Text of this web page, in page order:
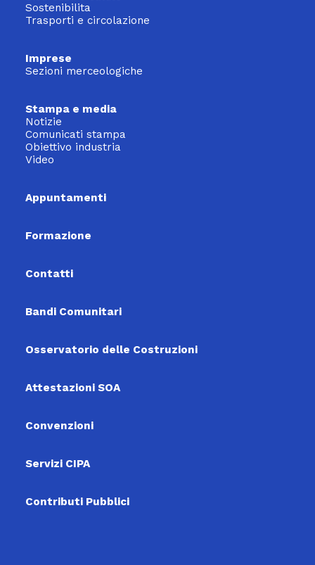
Sostenibilita
Trasporti e circolazione
Imprese
Sezioni merceologiche
Stampa e media
Notizie
Comunicati stampa
Obiettivo industria
Video
Appuntamenti
Formazione
Contatti
Bandi Comunitari
Osservatorio delle Costruzioni
Attestazioni SOA
Convenzioni
Servizi CIPA
Contributi Pubblici